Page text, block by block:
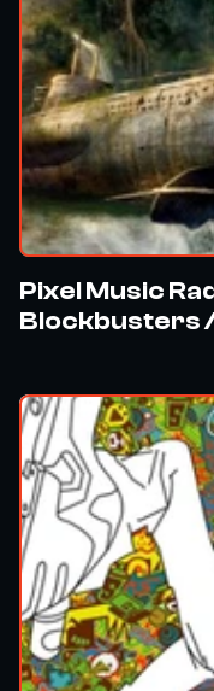
Pixel Music
Blockbusters /